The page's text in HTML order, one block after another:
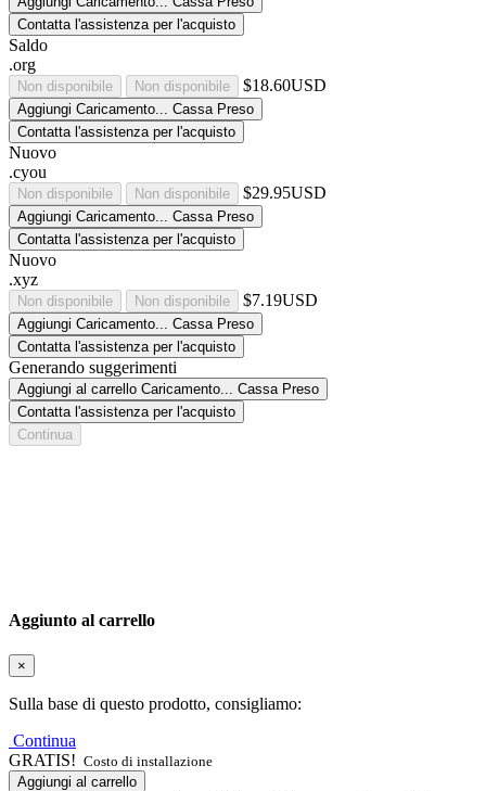
Contatta l'assistenza per l'acquisto
Saldo
.org
Non disponibile Non disponibile $18.60USD
Aggiungi Caricamento... Cassa Preso
Contatta l'assistenza per l'acquisto
Nuovo
.cyou
Non disponibile Non disponibile $29.95USD
Aggiungi Caricamento... Cassa Preso
Contatta l'assistenza per l'acquisto
Nuovo
.xyz
Non disponibile Non disponibile $7.19USD
Aggiungi Caricamento... Cassa Preso
Contatta l'assistenza per l'acquisto
Generando suggerimenti
Aggiungi al carrello Caricamento... Cassa Preso
Contatta l'assistenza per l'acquisto
Continua
Aggiunto al carrello
×
Sulla base di questo prodotto, consigliamo:
Continua
GRATIS! Costo di installazione
Aggiungi al carrello